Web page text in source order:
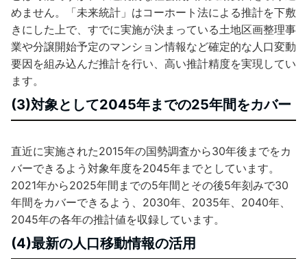
めません。「未来統計」はコーホート法による推計を下敷
きにした上で、すでに実施が決まっている土地区画整理事
業や分譲開始予定のマンション情報など確定的な人口変動
要因を組み込んだ推計を行い、高い推計精度を実現してい
ます。
(3)対象として2045年までの25年間をカバー
直近に実施された2015年の国勢調査から30年後までをカ
バーできるよう対象年度を2045年までとしています。
2021年から2025年間までの5年間とその後5年刻みで30
年間をカバーできるよう、2030年、2035年、2040年、
2045年の各年の推計値を収録しています。
(4)最新の人口移動情報の活用